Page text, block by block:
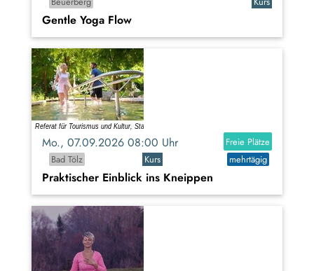
Gentle Yoga Flow
Mo., 07.09.2026 08:00 Uhr
Freie Plätze
Bad Tölz
Kurs mehrtägig
Praktischer Einblick ins Kneippen